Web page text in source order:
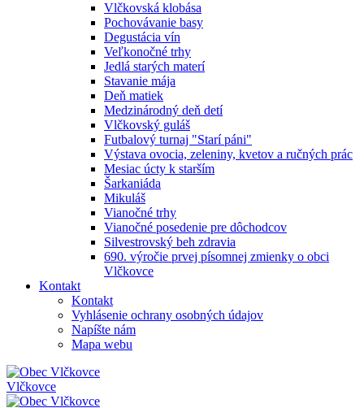
Vlčkovská klobása
Pochovávanie basy
Degustácia vín
Veľkonočné trhy
Jedlá starých materí
Stavanie mája
Deň matiek
Medzinárodný deň detí
Vlčkovský guláš
Futbalový turnaj "Starí páni"
Výstava ovocia, zeleniny, kvetov a ručných prác
Mesiac úcty k starším
Šarkaniáda
Mikuláš
Vianočné trhy
Vianočné posedenie pre dôchodcov
Silvestrovský beh zdravia
690. výročie prvej písomnej zmienky o obci
Vlčkovce
Kontakt
Kontakt
Vyhlásenie ochrany osobných údajov
Napíšte nám
Mapa webu
Vlčkovce